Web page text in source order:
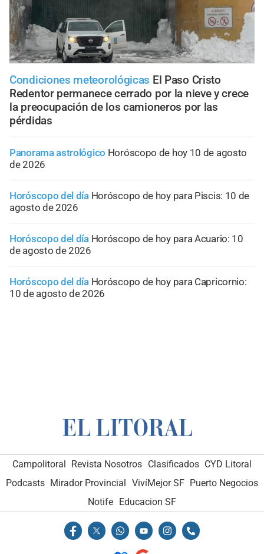
Condiciones meteorológicas El Paso Cristo
Redentor permanece cerrado por la nieve y crece
la preocupación de los camioneros por las
pérdidas
Panorama astrológico Horóscopo de hoy 10 de agosto
de 2026
Horóscopo del día Horóscopo de hoy para Piscis: 10 de
agosto de 2026
Horóscopo del día Horóscopo de hoy para Acuario: 10
de agosto de 2026
Horóscopo del día Horóscopo de hoy para Capricornio:
10 de agosto de 2026
Campolitoral Revista Nosotros Clasificados CYD Litoral
Podcasts Mirador Provincial VivíMejor SF Puerto Negocios
Notife
Educacion SF